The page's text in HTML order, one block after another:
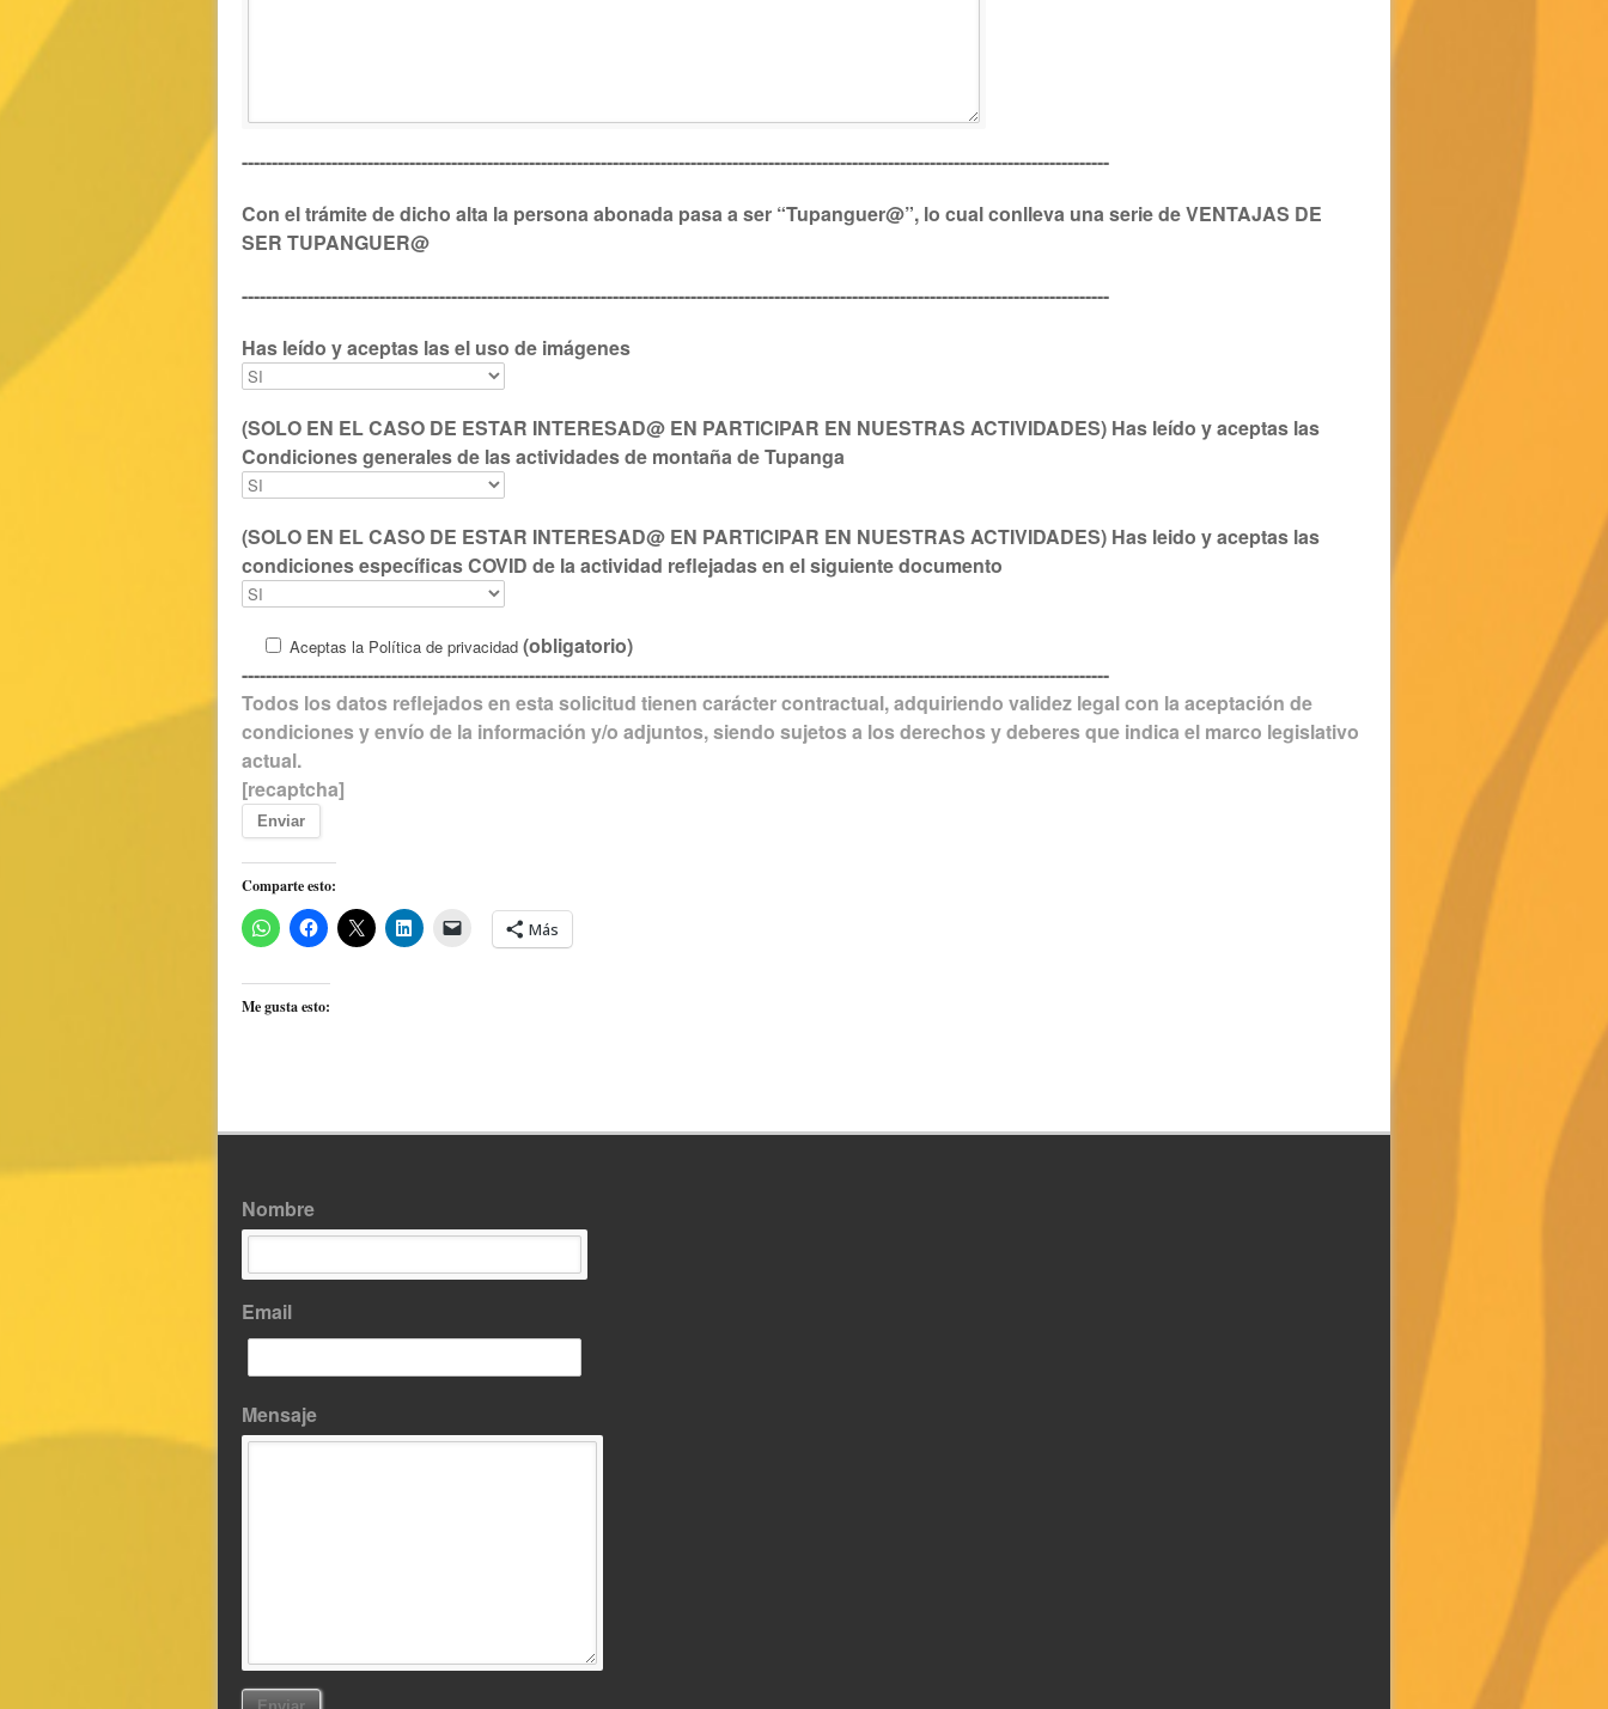
-------------------------------------------------------------------------------------------------------------------------------------------------
Con el trámite de dicho alta la persona abonada pasa a ser “Tupanguer@”, lo cual conlleva una serie deVENTAJAS DE
SER TUPANGUER@
-------------------------------------------------------------------------------------------------------------------------------------------------
Has leído y aceptas lasel uso de imágenes
(SOLO EN EL CASO DE ESTAR INTERESAD@ EN PARTICIPAR EN NUESTRAS ACTIVIDADES) Has leído y aceptas las
Condiciones generales de las actividades de montaña de Tupanga
(SOLO EN EL CASO DE ESTAR INTERESAD@ EN PARTICIPAR EN NUESTRAS ACTIVIDADES) Has leido y aceptas las
condiciones específicas COVID de la actividad reflejadas en el siguiente documento
Aceptas la Política de privacidad (obligatorio)
-------------------------------------------------------------------------------------------------------------------------------------------------
Todos los datos reflejados en esta solicitud tienen carácter contractual, adquiriendo validez legal con la aceptación de
condiciones y envío de la información y/o adjuntos, siendo sujetos a los derechos y deberes que indica el marco legislativo
actual.
[recaptcha]
Comparte esto:
Más
Me gusta esto:
Nombre
Email
Mensaje